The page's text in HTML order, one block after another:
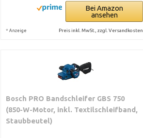
Bei Amazon
ansehen
* Anzeige Preis inkl. MwSt., zzgl. Versandkosten
Bosch PRO Bandschleifer GBS 750
(850-W-Motor, inkl. Textilschleifband,
Staubbeutel)